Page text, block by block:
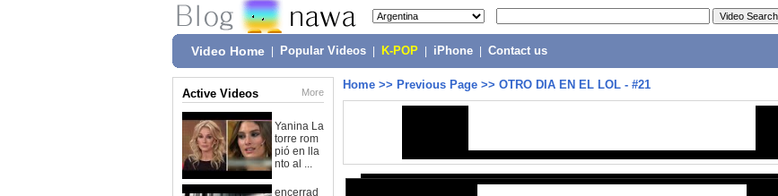
Video Home Popular Videos K-POP iPhone Contact us
Active Videos More
Yanina La
torre rom
pió en lla
nto al ...
encerrad
Home >> Previous Page >> OTRO DIA EN EL LOL - #21